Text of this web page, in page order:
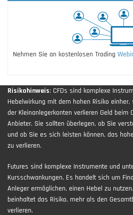
Nehmen Sie an kostenlosen Trading
Risikohinweis: CFDs sind komplexe
Hebelwirkung mit dem hohen Risiko einher,
der Kleinanlegerkonten verlieren Geld beim
Anbieter. Sie sollten überlegen, ob Sie
und ob Sie es sich leisten können, das
zu verlieren.
Futures sind komplexe Instrumente und
Kursschwankungen. Es handelt sich um
Anleger ermöglichen, einen Hebel zu
beinhaltet das Risiko, mehr als den
verlieren.